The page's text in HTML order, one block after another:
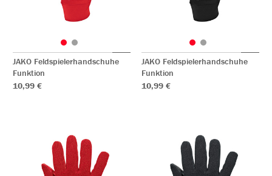
JAKO Feldspielerhandschuhe
Funktion
10,99 €
JAKO Feldspielerhandschuhe
Funktion
10,99 €